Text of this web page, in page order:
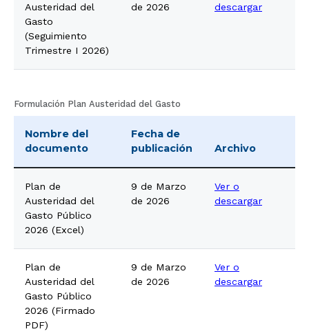
Austeridad del
Gasto
(Seguimiento
Trimestre I 2026)
de 2026
descargar
Formulación Plan Austeridad del Gasto
Nombre del
documento
Fecha de
publicación
Archivo
Plan de
Austeridad del
Gasto Público
2026 (Excel)
9 de Marzo
de 2026
Ver o
descargar
Plan de
Austeridad del
Gasto Público
2026 (Firmado
PDF)
9 de Marzo
de 2026
Ver o
descargar